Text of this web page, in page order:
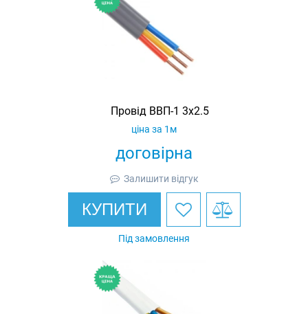
Провід ВВП-1 3х2.5
договірна
ціна за 1м
Залишити відгук
КУПИТИ
Під замовлення